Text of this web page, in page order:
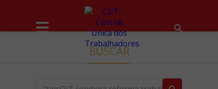
BUSCAR